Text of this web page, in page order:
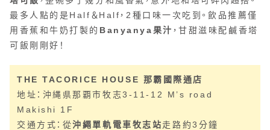
最多人點的是Half＆Half，2種口味一次吃到。飲品推薦僅
用香蕉和牛奶打製的 Banyanya果汁 ，甘甜滋味配鹹香塔
可飯剛剛好！
THE TACORICE HOUSE 那霸國際通店
地址：沖縄県那覇市牧志3-11-12 M’s road
Makishi 1F
交通方式：從沖繩單軌電車牧志站走路約3分鐘